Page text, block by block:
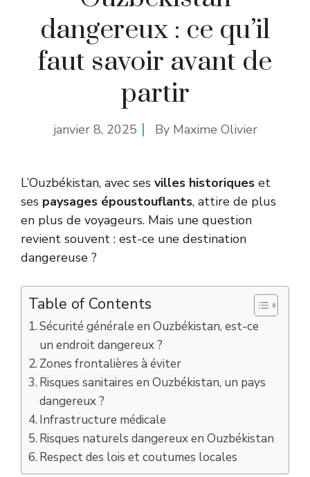
dangereux : ce qu’il
faut savoir avant de
partir
janvier 8, 2025 By Maxime Olivier
L’Ouzbékistan, avec ses villes historiques et
ses paysages époustouflants, attire de plus
en plus de voyageurs. Mais une question
revient souvent : est-ce une destination
dangereuse ?
Table of Contents
Sécurité générale en Ouzbékistan, est-ce
un endroit dangereux ?
Zones frontalières à éviter
Risques sanitaires en Ouzbékistan, un pays
dangereux ?
Infrastructure médicale
Risques naturels dangereux en Ouzbékistan
Respect des lois et coutumes locales